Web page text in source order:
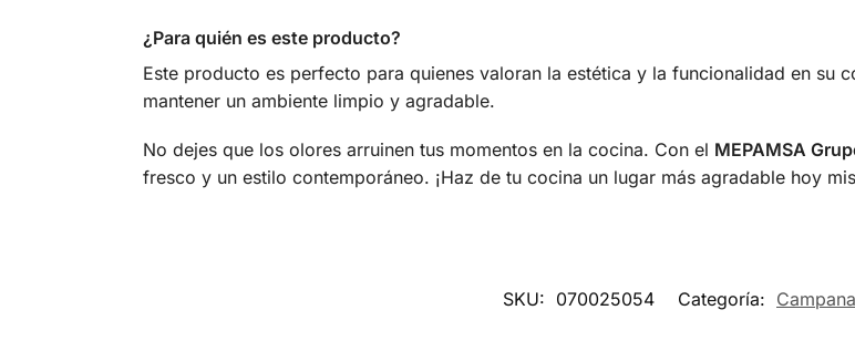
¿Para quién es este producto?
Este producto es perfecto para quienes valoran la estética y la funcionalidad en su
mantener un ambiente limpio y agradable.
No dejes que los olores arruinen tus momentos en la cocina. Con el MEPAMSA
fresco y un estilo contemporáneo. ¡Haz de tu cocina un lugar más agradable hoy
SKU: 070025054 Categoría: